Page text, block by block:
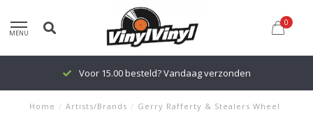
MENU
0
Voor 15.00 besteld? Vandaag verzonden
Home / Artists/Brands / Gerry Rafferty & Stealers Wheel